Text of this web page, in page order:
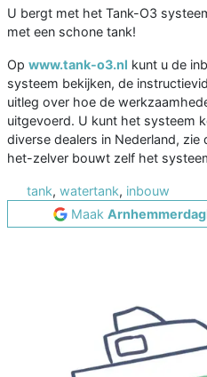
U bergt met het Tank-O3
met een schone tank!
Op www.tank-o3.nl kunt u de
systeem bekijken, de
uitleg over hoe de
uitgevoerd. U kunt het systeem
diverse dealers in Nederland,
het-zelver bouwt zelf het
tank, watertank, inbouw
Maak